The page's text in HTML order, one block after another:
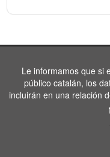
Le informamos que si
público catalán, los
incluirán en una relación